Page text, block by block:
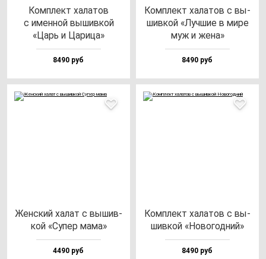
Ком­плект ха­ла­тов
с имен­ной вы­шив­кой
«Царь и Цари­ца»
8490 руб
Ком­плект ха­ла­тов с вы­
шив­кой «Луч­шие в ми­ре
муж и же­на»
8490 руб
Жен­ский ха­лат с вы­шив­
кой «Супер ма­ма»
4490 руб
Ком­плект ха­ла­тов с вы­
шив­кой «Ново­год­ний»
8490 руб